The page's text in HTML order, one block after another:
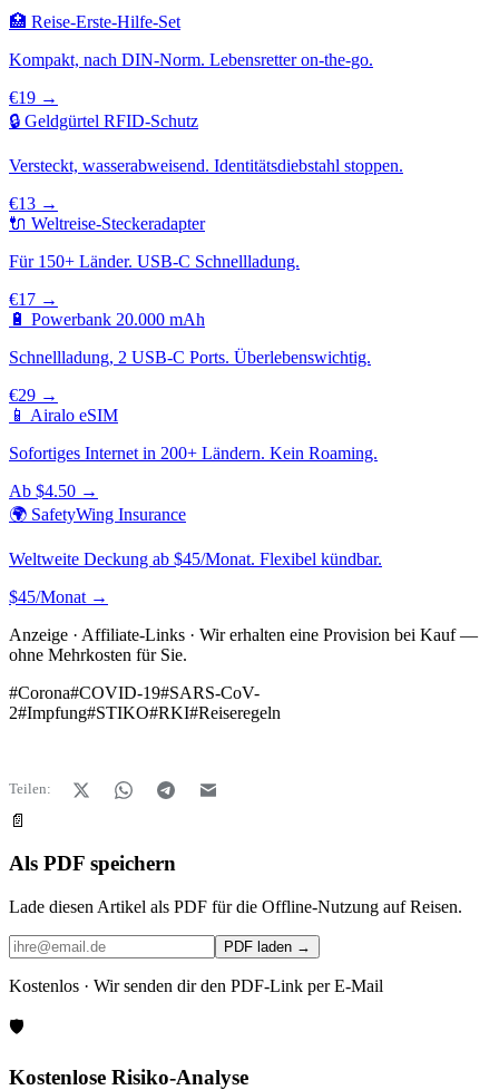
🏥 Reise-Erste-Hilfe-Set
Kompakt, nach DIN-Norm. Lebensretter on-the-go.
€19 →
🔒 Geldgürtel RFID-Schutz
Versteckt, wasserabweisend. Identitätsdiebstahl stoppen.
€13 →
🔌 Weltreise-Steckeradapter
Für 150+ Länder. USB-C Schnellladung.
€17 →
🔋 Powerbank 20.000 mAh
Schnellladung, 2 USB-C Ports. Überlebenswichtig.
€29 →
📱 Airalo eSIM
Sofortiges Internet in 200+ Ländern. Kein Roaming.
Ab $4.50 →
🌍 SafetyWing Insurance
Weltweite Deckung ab $45/Monat. Flexibel kündbar.
$45/Monat →
Anzeige · Affiliate-Links · Wir erhalten eine Provision bei Kauf —
ohne Mehrkosten für Sie.
#Corona#COVID-19#SARS-CoV-
2#Impfung#STIKO#RKI#Reiseregeln
Teilen:
📄
Als PDF speichern
Lade diesen Artikel als PDF für die Offline-Nutzung auf Reisen.
PDF laden →
Kostenlos · Wir senden dir den PDF-Link per E-Mail
🛡️
Kostenlose Risiko-Analyse